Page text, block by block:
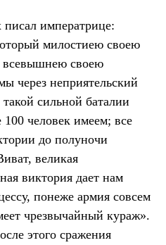
императрице:
милостиею своею
всевышнею своею
через неприятельский
сильной баталии
человек имеем; все
до полуночи
великая
виктория дает нам
понеже армия совсем
чрезвычайный кураж».
этого сражения